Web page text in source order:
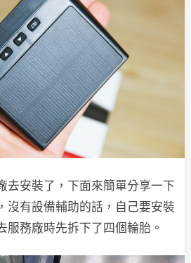
去安裝了，下面來簡單分享一下
沒有設備輔助的話，自己要安裝
服務廠時先拆下了四個輪胎。